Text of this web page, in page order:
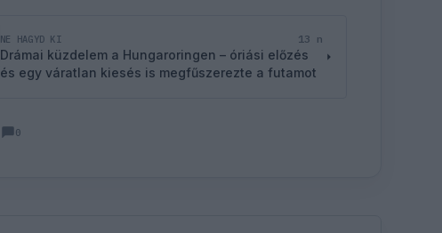
NE HAGYD KI 13 n
Drámai küzdelem a Hungaroringen – óriási előzés
és egy váratlan kiesés is megfűszerezte a futamot
0